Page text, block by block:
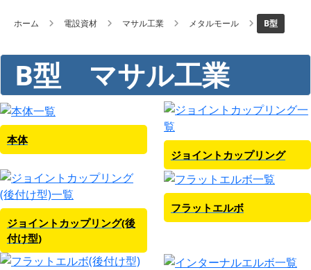
ホーム 電設資材 マサル工業 メタルモール B型
B型 マサル工業
本体
ジョイントカップリング
ジョイントカップリング(後
付け型)
フラットエルボ